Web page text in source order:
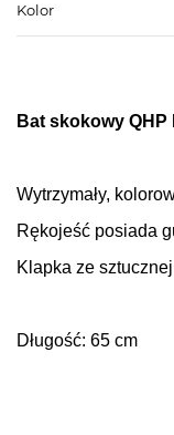
Kolor
Bat skokowy QHP
Wytrzymały,
Rękojeść posiada
Klapka ze
Długość: 65 cm